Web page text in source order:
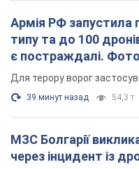
через інцидент із
Бесіда відбудеться 10
3 часа назад 4,8 т.